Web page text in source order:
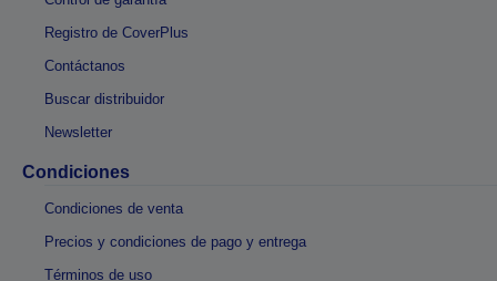
Registro de CoverPlus
Contáctanos
Buscar distribuidor
Newsletter
Condiciones
Condiciones de venta
Precios y condiciones de pago y entrega
Términos de uso